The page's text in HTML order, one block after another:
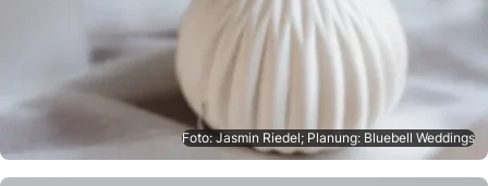
Foto: Jasmin Riedel; Planung: Bluebell Weddings